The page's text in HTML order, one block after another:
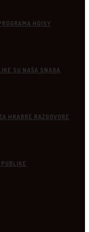
HDISY
SU NAŠA SNAGA
HRABRE RAZGOVORE